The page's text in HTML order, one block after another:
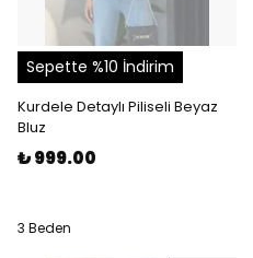
Sepette %10 İndirim
Kurdele Detaylı Piliseli Beyaz
Bluz
₺ 999.00
3 Beden